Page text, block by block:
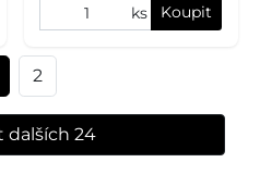
ks Koupit
2
dalších 24